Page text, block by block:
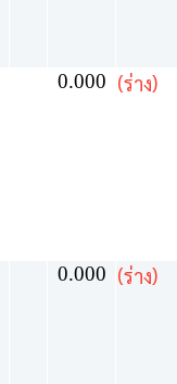
0.000 (ร่าง)
0.000 (ร่าง)